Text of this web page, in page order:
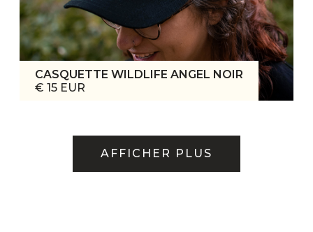
CASQUETTE WILDLIFE ANGEL NOIR
€ 15 EUR
AFFICHER PLUS